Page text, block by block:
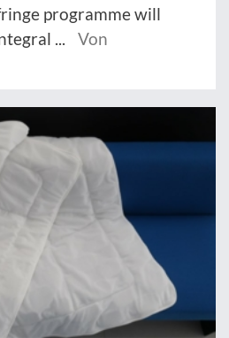
programme will
...
Von